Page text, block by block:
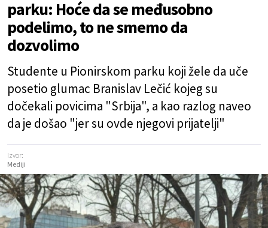
parku: Hoće da se međusobno
podelimo, to ne smemo da
dozvolimo
Studente u Pionirskom parku koji žele da uče
posetio glumac Branislav Lečić kojeg su
dočekali povicima "Srbija", a kao razlog naveo
da je došao "jer su ovde njegovi prijatelji"
Izvor:
Mediji